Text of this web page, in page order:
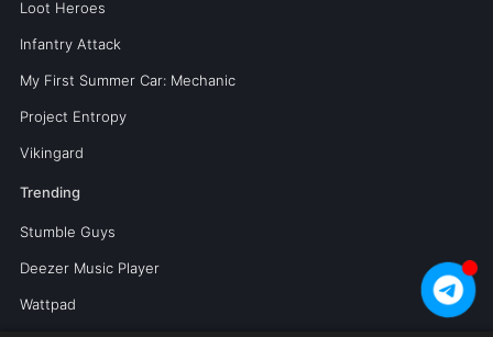
Loot Heroes
Infantry Attack
My First Summer Car: Mechanic
Project Entropy
Vikingard
Trending
Stumble Guys
Deezer Music Player
Wattpad